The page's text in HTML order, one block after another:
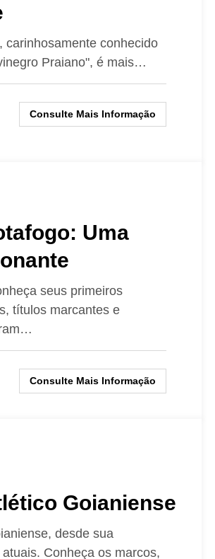
carinhosamente conhecido
Praiano", é mais…
Consulte Mais Informação
Uma
seus primeiros
títulos marcantes e
Consulte Mais Informação
Goianiense
desde sua
Conheça os marcos,